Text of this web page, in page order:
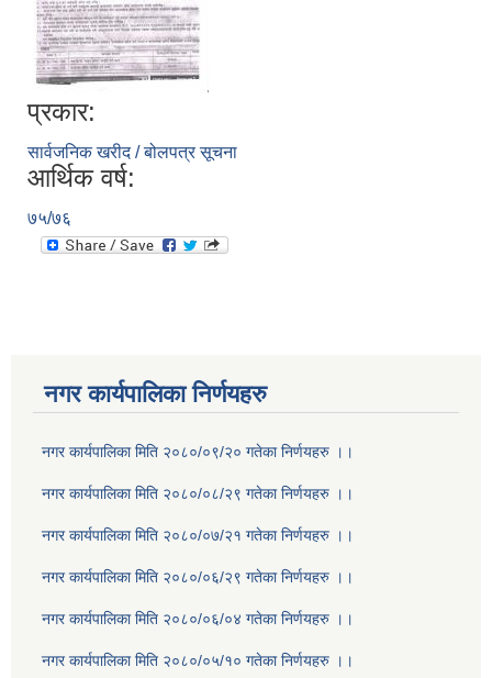
प्रकार:
सार्वजनिक खरीद / बोलपत्र सूचना
आर्थिक वर्ष:
७५/७६
नगर कार्यपालिका निर्णयहरु
नगर कार्यपालिका मिति २०८०/०९/२० गतेका निर्णयहरु ।।
नगर कार्यपालिका मिति २०८०/०८/२९ गतेका निर्णयहरु ।।
नगर कार्यपालिका मिति २०८०/०७/२१ गतेका निर्णयहरु ।।
नगर कार्यपालिका मिति २०८०/०६/२९ गतेका निर्णयहरु ।।
नगर कार्यपालिका मिति २०८०/०६/०४ गतेका निर्णयहरु ।।
नगर कार्यपालिका मिति २०८०/०५/१० गतेका निर्णयहरु ।।